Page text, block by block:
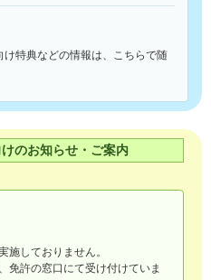
特典などの情報は、こちらで随
のお知らせ・ご案内
施しておりません。
免許の窓口にて受け付けていま